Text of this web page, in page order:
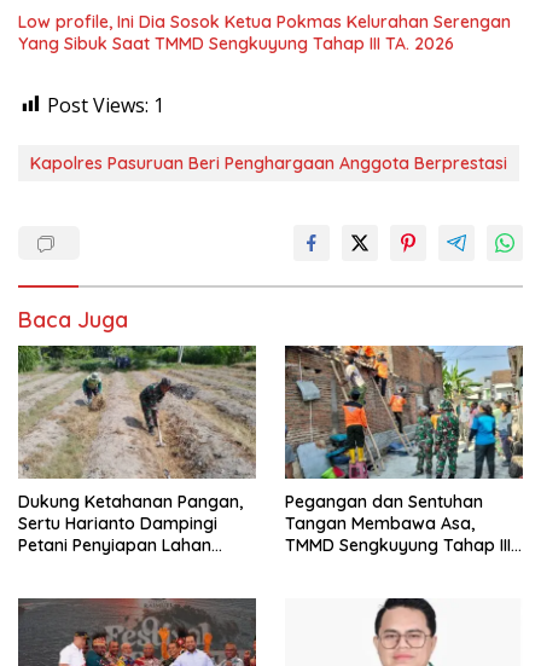
Low profile, Ini Dia Sosok Ketua Pokmas Kelurahan Serengan
Yang Sibuk Saat TMMD Sengkuyung Tahap III TA. 2026
Post Views: 1
Kapolres Pasuruan Beri Penghargaan Anggota Berprestasi
Baca Juga
Dukung Ketahanan Pangan,
Sertu Harianto Dampingi
Petani Penyiapan Lahan
Pegangan dan Sentuhan
Tangan Membawa Asa,
TMMD Sengkuyung Tahap III